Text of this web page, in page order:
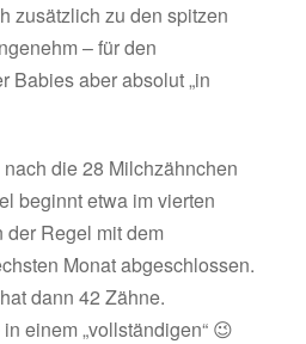
zusätzlich zu den spitzen
– für den
Babies aber absolut „in
die 28 Milchzähnchen
beginnt etwa im vierten
der Regel mit dem
Monat abgeschlossen.
dann 42 Zähne.
einem „vollständigen“ 😉